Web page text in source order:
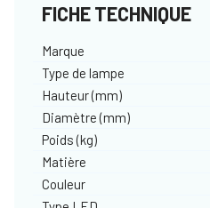
FICHE TECHNIQUE
Marque
Type de lampe
Hauteur (mm)
Diamètre (mm)
Poids (kg)
Matière
Couleur